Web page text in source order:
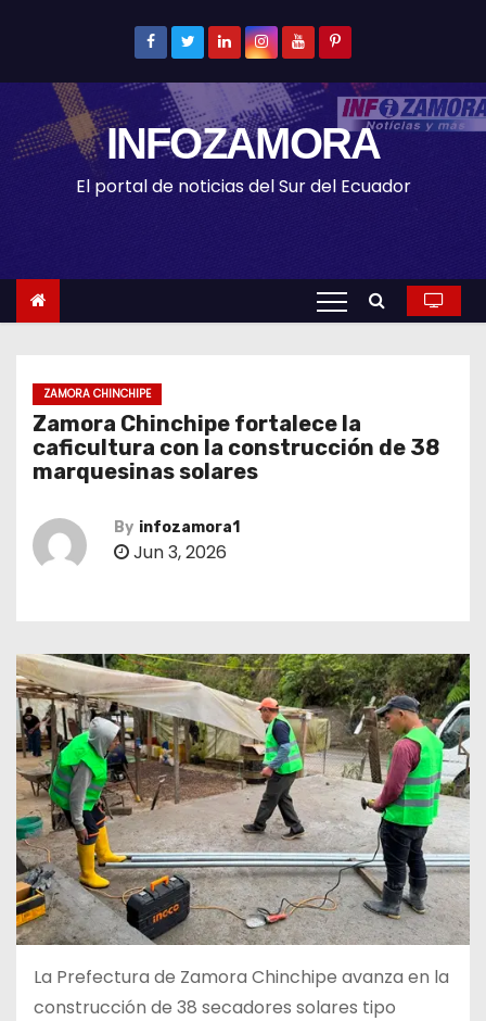
t
e
INFOZAMORA
El portal de noticias del Sur del Ecuador
ZAMORA CHINCHIPE
Zamora Chinchipe fortalece la
caficultura con la construcción de 38
marquesinas solares
By infozamora1
Jun 3, 2026
La Prefectura de Zamora Chinchipe avanza en la
construcción de 38 secadores solares tipo